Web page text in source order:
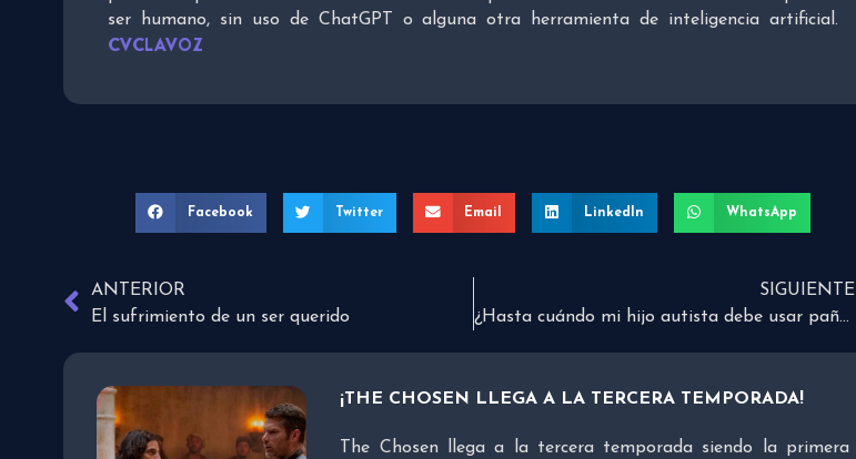
ser humano, sin uso de ChatGPT o alguna otra herramienta de inteligencia artificial.
CVCLAVOZ
Facebook Twitter Email LinkedIn WhatsApp
ANTERIOR
El sufrimiento de un ser querido
SIGUIENTE
¿Hasta cuándo mi hijo autista debe usar pañal?
¡THE CHOSEN LLEGA A LA TERCERA TEMPORADA!
The Chosen llega a la tercera temporada siendo la primera